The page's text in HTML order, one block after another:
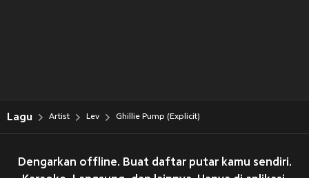
Lagu Artist Lev Ghillie Pump (Explicit)
Dengarkan offline. Buat daftar putar kamu sendiri.